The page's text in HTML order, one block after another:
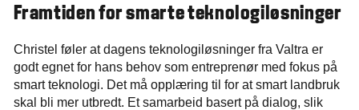
Framtiden for smarte teknologiløsninger
Christel føler at dagens teknologiløsninger fra Valtra er
godt egnet for hans behov som entreprenør med fokus på
smart teknologi. Det må opplæring til for at smart landbruk
skal bli mer utbredt. Et samarbeid basert på dialog, slik